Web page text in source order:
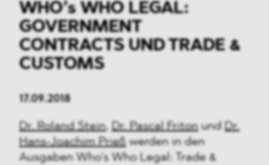
WHO’s WHO LEGAL:
GOVERNMENT
CONTRACTS UND TRADE &
CUSTOMS
17.09.2018
Dr. Roland Stein, Dr. Pascal Fritonund Dr.
Hans-Joachim Prießwerden in den
Ausgaben Who’s Who Legal: Trade &